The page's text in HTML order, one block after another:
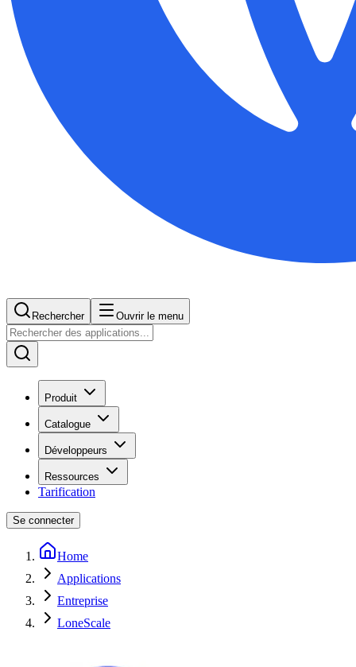
Rechercher Ouvrir le menu
Produit
Catalogue
Développeurs
Ressources
Tarification
Se connecter
Home
Applications
Entreprise
LoneScale